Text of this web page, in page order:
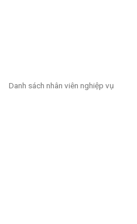
Danh sách nhân viên nghiệp vụ